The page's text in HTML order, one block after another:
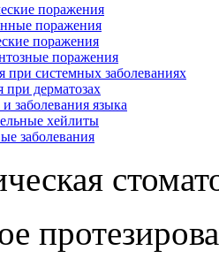
поражения
поражения
поражения
поражения
при системных заболеваниях
при дерматозах
заболевания языка
хейлиты
заболевания